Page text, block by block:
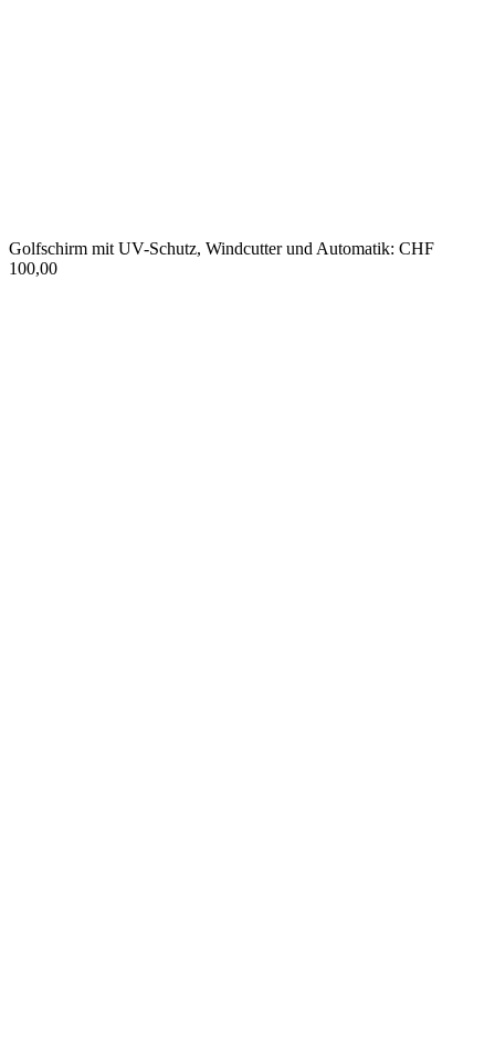
Golfschirm mit UV-Schutz, Windcutter und Automatik: CHF
100,00